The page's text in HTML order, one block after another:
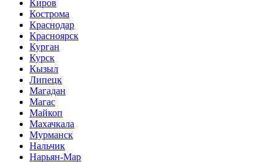
Киров
Кострома
Краснодар
Красноярск
Курган
Курск
Кызыл
Липецк
Магадан
Магас
Майкоп
Махачкала
Мурманск
Нальчик
Нарьян-Мар